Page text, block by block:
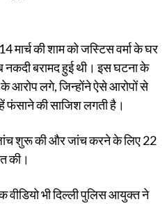
मार्च की शाम को जस्टिस वर्मा के घर
बरामद हुई थी। इस घटना के
के आरोप लगे, जिन्होंने ऐसे आरोपों से
फंसाने की साजिश लगती है।
शुरू की और जांच करने के लिए 22
की।
वीडियो भी दिल्ली पुलिस आयुक्त ने